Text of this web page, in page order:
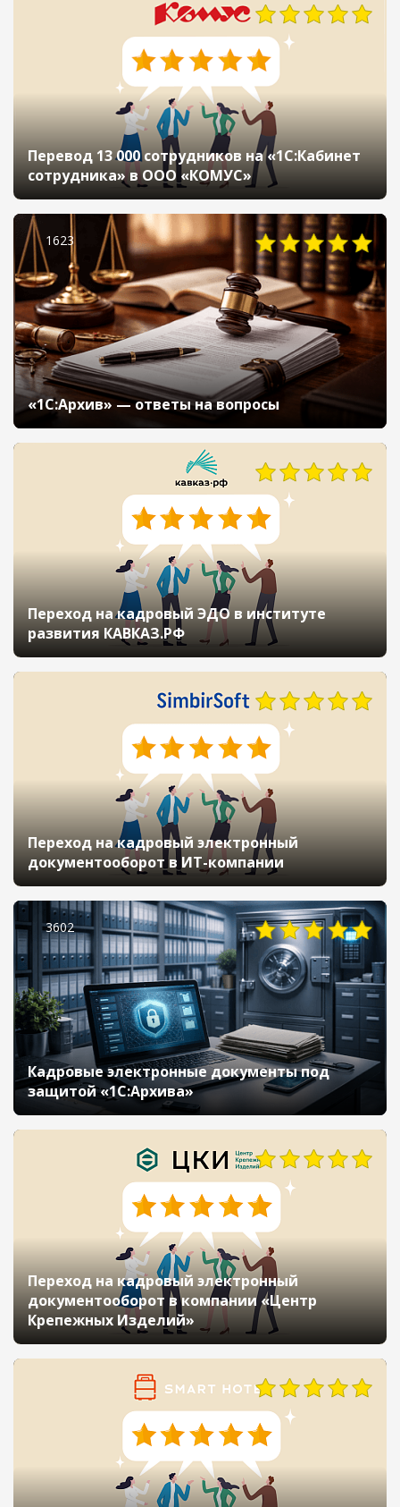
Перевод 13 000 сотрудников на «1С:Кабинет
сотрудника» в ООО «КОМУС»
1623
«1С:Архив» — ответы на вопросы
Переход на кадровый ЭДО в институте
развития КАВКАЗ.РФ
Переход на кадровый электронный
документооборот в ИТ-компании
3602
Кадровые электронные документы под
защитой «1С:Архива»
Переход на кадровый электронный
документооборот в компании «Центр
Крепежных Изделий»